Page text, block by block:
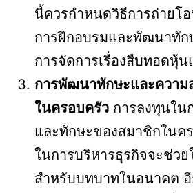
นี้ควรกำหนดวิธีการถ่ายโ
การฝึกอบรมและพัฒนาทัก
การจัดการเรื่องสืบทอดหุ้
การพัฒนาทักษะและความ
ในครอบครัว การลงทุนใ
และทักษะของสมาชิกในค
ในการบริหารธุรกิจจะช่วย
สำหรับบทบาทในอนาคต อี